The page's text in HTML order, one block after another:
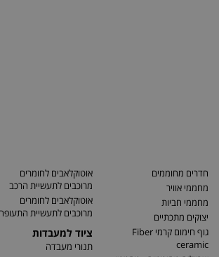
חדרים מחוממים
מחממי אוויר
מחממי חביות
יצוקים מתכתיים
גוף חימום קרמי Fiber
ceramic
אוטוקלאבים לחומרים
מרוכבים לתעשיית הרכב
אוטוקלאבים לחומרים
מרוכבים לתעשיית התעופה
ציוד למעבדות
תנורי מעבדה